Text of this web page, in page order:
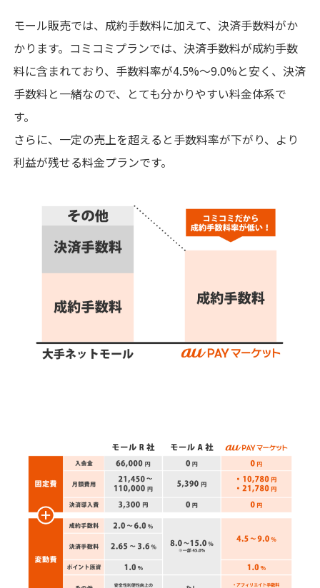
モール販売では、成約手数料に加えて、決済手数料がか
かります。コミコミプランでは、決済手数料が成約手数
料に含まれており、手数料率が4.5%～9.0%と安く、決済
手数料と一緒なので、とても分かりやすい料金体系で
す。
さらに、一定の売上を超えると手数料率が下がり、より
利益が残せる料金プランです。